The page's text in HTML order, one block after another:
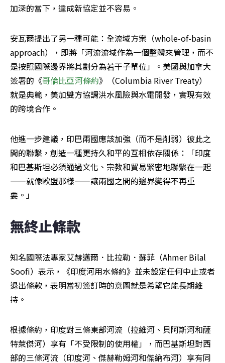
加深的當下，達成新協定並不容易。
安瓦爾提出了另一種可能：全流域方案（whole-of-basin
approach），即將「河流流域作為一個整體來管理，而不
是按照國際邊界將其劃分為若干子單位」。美國與加拿大
簽署的《哥倫比亞河條約》（Columbia River Treaty）
就是典範，美加雙方協調洪水風險與水電開發，實現有效
的跨境合作。
他進一步建議，印巴兩國應該加強（而不是削弱）彼此之
間的聯繫，創造一種更持久和平的互相依存關係：「印度
和巴基斯坦必須通過文化、宗教和貿易緊密地聯繫在一起
——就像歐盟那樣——讓兩國之間的邊界變得不再重
要。」
無終止條款
知名國際法專家艾赫邁爾．比拉勒．蘇菲（Ahmer Bilal
Soofi）表示，《印度河用水條約》並未設定任何中止或者
退出條款，表明當初簽訂時的意圖就是希望它能長期維
持。
根據條約，印度對三條東部河流（拉維河、貝阿斯河和薩
特萊傑河）享有「不受限制的使用權」，而巴基斯坦對西
部的三條河流（印度河、傑赫勒姆河和傑納布河）享有同